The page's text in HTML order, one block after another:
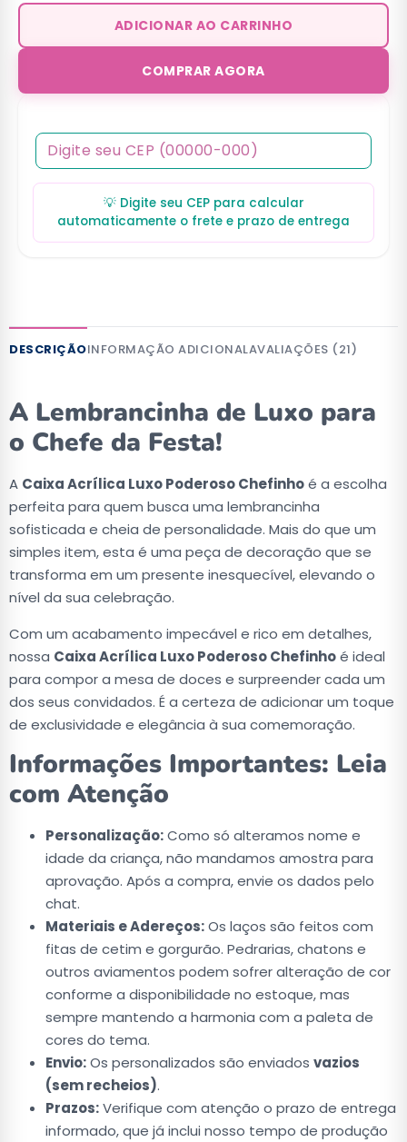
ADICIONAR AO CARRINHO
COMPRAR AGORA
💡 Digite seu CEP para calcular
automaticamente o frete e prazo de entrega
DESCRIÇÃOINFORMAÇÃO ADICIONALAVALIAÇÕES (21)
A Lembrancinha de Luxo para
o Chefe da Festa!
A Caixa Acrílica Luxo Poderoso Chefinhoé a escolha
perfeita para quem busca uma lembrancinha
sofisticada e cheia de personalidade. Mais do que um
simples item, esta é uma peça de decoração que se
transforma em um presente inesquecível, elevando o
nível da sua celebração.
Com um acabamento impecável e rico em detalhes,
nossa Caixa Acrílica Luxo Poderoso Chefinhoé ideal
para compor a mesa de doces e surpreender cada um
dos seus convidados. É a certeza de adicionar um toque
de exclusividade e elegância à sua comemoração.
Informações Importantes: Leia
com Atenção
Personalização:Como só alteramos nome e
idade da criança, não mandamos amostra para
aprovação. Após a compra, envie os dados pelo
chat.
Materiais e Adereços:Os laços são feitos com
fitas de cetim e gorgurão. Pedrarias, chatons e
outros aviamentos podem sofrer alteração de cor
conforme a disponibilidade no estoque, mas
sempre mantendo a harmonia com a paleta de
cores do tema.
Envio:Os personalizados são enviados vazios
(sem recheios).
Prazos:Verifique com atenção o prazo de entrega
informado, que já inclui nosso tempo de produção